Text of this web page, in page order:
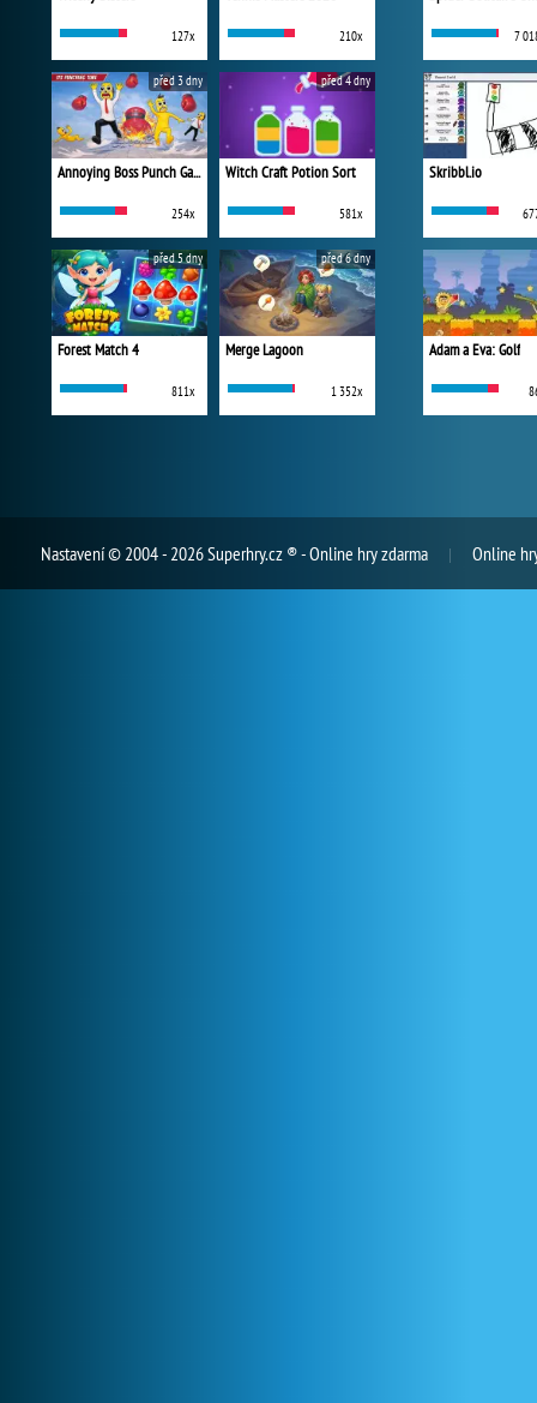
127x 210x
Annoying Boss Punch Game
254x
před 3 dny
Witch Craft Potion Sort
581x
před 4 dny
Forest Match 4
811x
před 5 dny
Merge Lagoon
1 352x
před 6 dny
7
Skribbl.io
Adam a Eva: Golf
Nastavení© 2004 - 2026 Superhry.cz ® - Online hry zdarma Online